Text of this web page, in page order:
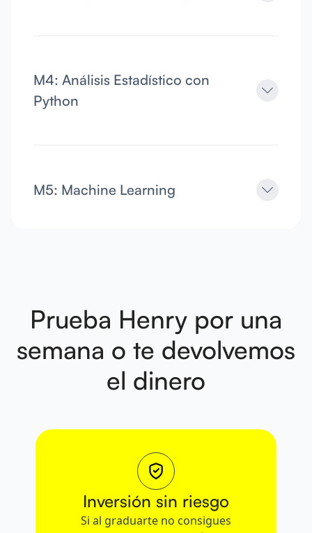
M4: Análisis Estadístico con
Python
M5: Machine Learning
Prueba Henry por una
semana o te devolvemos
el dinero
Inversión sin riesgo
Si al graduarte no consigues